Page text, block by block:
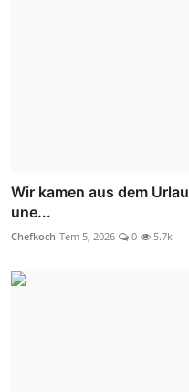
Wir kamen aus dem
une...
Chefkoch Tem 5, 2026 0 5.7k